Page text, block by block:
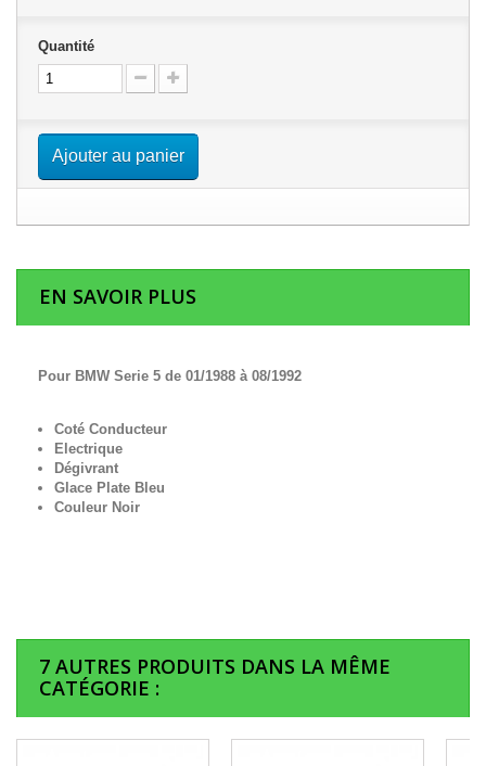
Quantité
Ajouter au panier
EN SAVOIR PLUS
Pour BMW Serie 5 de 01/1988 à 08/1992
Coté Conducteur
Electrique
Dégivrant
Glace Plate Bleu
Couleur Noir
7 AUTRES PRODUITS DANS LA MÊME
CATÉGORIE :